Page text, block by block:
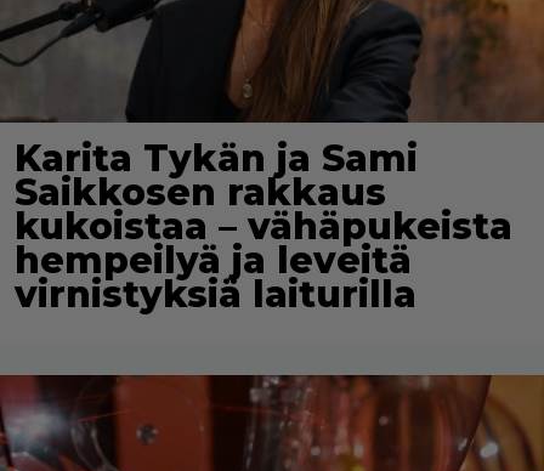
Karita Tykän ja Sami
Saikkosen rakkaus
kukoistaa – vähäpukeista
hempeilyä ja leveitä
virnistyksiä laiturilla